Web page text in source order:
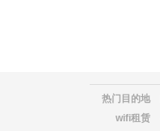
热门目的地
wifi租赁